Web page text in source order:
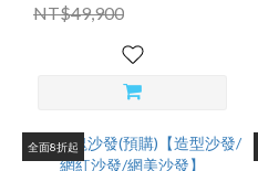
NT$49,900
全面8折起